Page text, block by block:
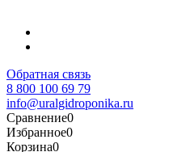
Обратная связь
8 800 100 69 79
info@uralgidroponika.ru
Сравнение0
Избранное0
Корзина0